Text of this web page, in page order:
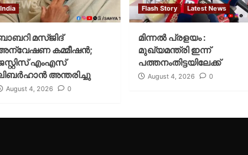
India
മസ്ജിദ്
കമ്മീഷന്‍;
എംഎസ്
അന്തരിച്ചു
August 4, 2026 0
Flash Story Latest News
മിന്നല്‍ പ്രളയം :
മുഖ്യമന്ത്രി ഇന്ന്
പത്തനംതിട്ടയിലേക്ക്
August 4, 2026 0